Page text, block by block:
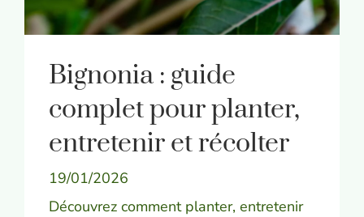
Bignonia : guide
complet pour planter,
entretenir et récolter
19/01/2026
Découvrez comment planter, entretenir